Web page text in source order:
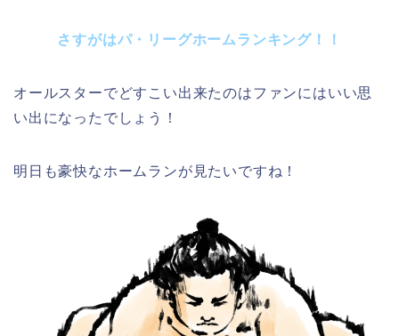
さすがはパ・リーグホームランキング！！
オールスターでどすこい出来たのはファンにはいい思
い出になったでしょう！
明日も豪快なホームランが見たいですね！